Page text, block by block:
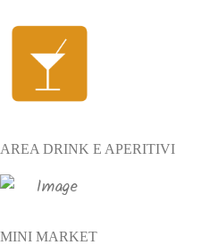
AREA DRINK E APERITIVI
MINI MARKET